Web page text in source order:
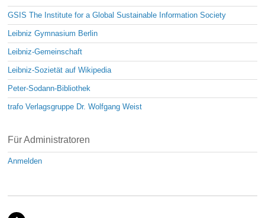
GSIS The Institute for a Global Sustainable Information Society
Leibniz Gymnasium Berlin
Leibniz-Gemeinschaft
Leibniz-Sozietät auf Wikipedia
Peter-Sodann-Bibliothek
trafo Verlagsgruppe Dr. Wolfgang Weist
Für Administratoren
Anmelden